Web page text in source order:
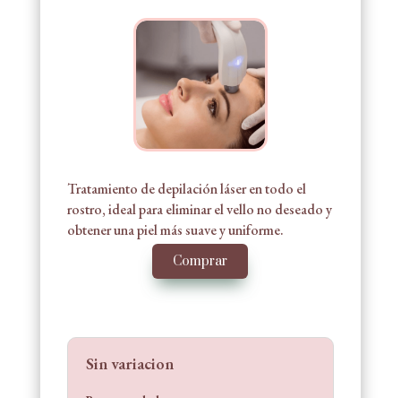
Tratamiento de depilación láser en todo el
rostro, ideal para eliminar el vello no deseado y
obtener una piel más suave y uniforme.
Comprar
Sin variacion